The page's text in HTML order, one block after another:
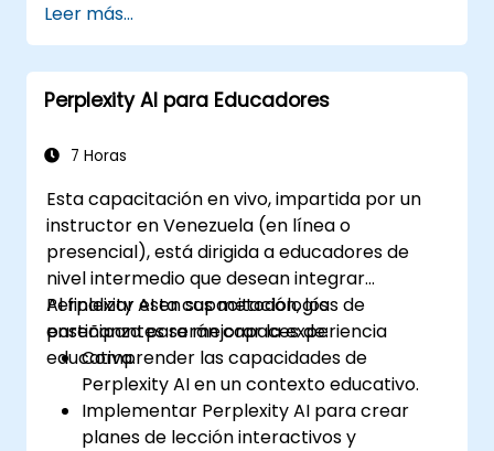
Mejorar su proceso de redacción
mediante ideas y sugerencias impulsadas
por inteligencia artificial.
Aplicar Perplexity AI en proyectos de
Leer más...
Perplexity AI para Educadores
7 Horas
Esta capacitación en vivo, impartida por un
instructor en Venezuela (en línea o
presencial), está dirigida a educadores de
nivel intermedio que desean integrar
Perplexity AI en sus metodologías de
enseñanza para mejorar la experiencia
educativa.
Al finalizar esta capacitación, los
participantes serán capaces de:
Comprender las capacidades de
Perplexity AI en un contexto educativo.
Implementar Perplexity AI para crear
planes de lección interactivos y